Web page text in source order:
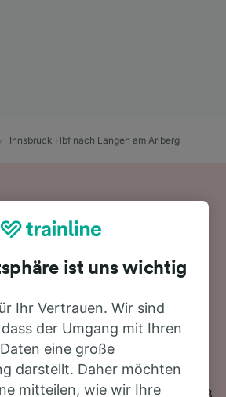
Innsbruck Hbf nach Langen am Arlberg
dem Zug in 1 Stunde 16
Hbf nach
die Reise von Innsbruck Hbf nach
dem Zug erfahren möchten,
auf dieser Strecke beträgt 1
wobei etwa 12 Züge am Tag die 98
ist uns wichtig
Ihr Vertrauen. Wir sind
der Umgang mit Ihren
eine große
darstellt. Daher möchten
mitteilen, wie wir Ihre